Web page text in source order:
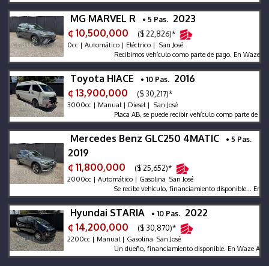
MG MARVEL R • 5 Pas. 2023
¢ 10,500,000
($ 22,826)*
0cc | Automático | Eléctrico | San José
Recibimos vehículo como parte de pago. En Waze Auto
Toyota HIACE • 10 Pas. 2016
¢ 13,900,000
($ 30,217)*
3000cc | Manual | Diesel | San José
Placa AB, se puede recibir vehículo como parte de
Mercedes Benz GLC250 4MATIC • 5 Pas.
2019
¢ 11,800,000
($ 25,652)*
2000cc | Automático | Gasolina San José
Se recibe vehículo, financiamiento disponible... En
Hyundai STARIA • 10 Pas. 2022
¢ 14,200,000
($ 30,870)*
2200cc | Manual | Gasolina San José
Un dueño, financiamiento disponible. En Waze Auto